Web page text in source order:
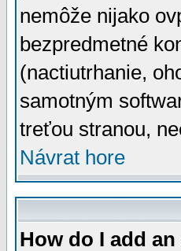
nemôže nijako
bezpredmetné
(nactiutrhanie,
samotným
treťou stranou,
Návrat hore
How do I add